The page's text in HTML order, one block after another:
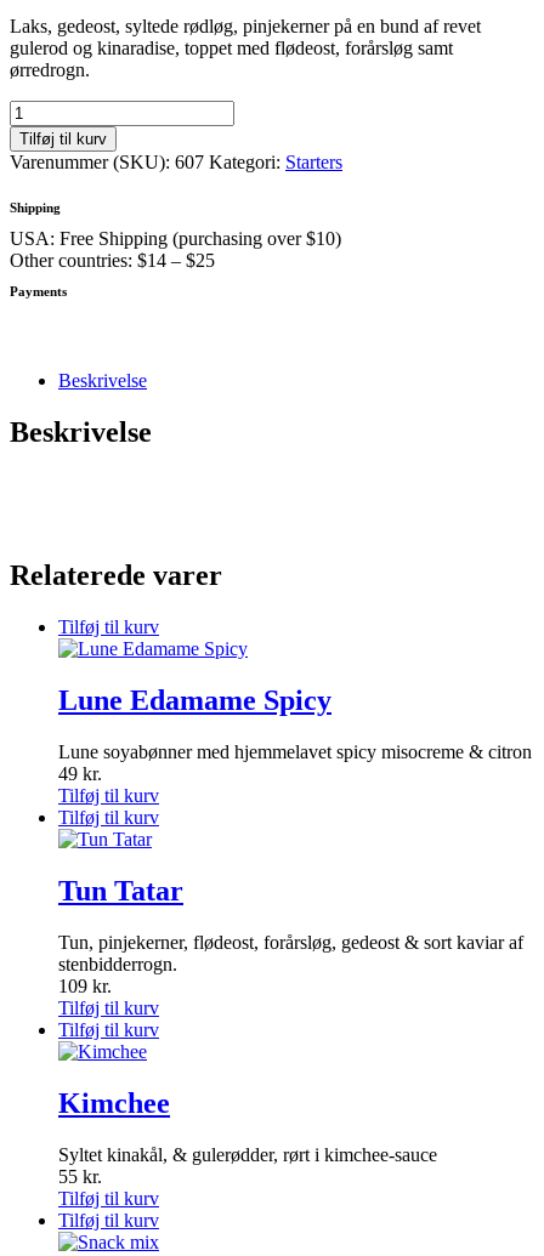
Laks, gedeost, syltede rødløg, pinjekerner på en bund af revet
gulerod og kinaradise, toppet med flødeost, forårsløg samt
ørredrogn.
Lakse
tatar
antal
Tilføj til kurv
Varenummer (SKU): 607 Kategori: Starters
Shipping
USA: Free Shipping (purchasing over $10)
Other countries: $14 – $25
Payments
Beskrivelse
Beskrivelse
Relaterede varer
Tilføj til kurv
Lune Edamame Spicy
Lune soyabønner med hjemmelavet spicy misocreme & citron
49 kr.
Tilføj til kurv
Tilføj til kurv
Tun Tatar
Tun, pinjekerner, flødeost, forårsløg, gedeost & sort kaviar af
stenbidderrogn.
109 kr.
Tilføj til kurv
Tilføj til kurv
Kimchee
Syltet kinakål, & gulerødder, rørt i kimchee-sauce
55 kr.
Tilføj til kurv
Tilføj til kurv